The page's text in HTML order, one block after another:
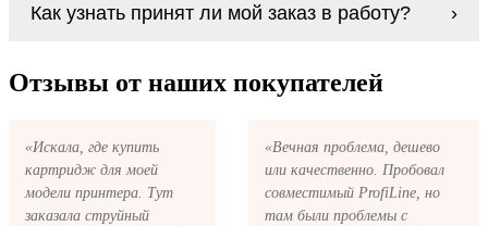
В любом случае вы можете заправить
картриджи Toshiba FC75 series. У нас можно
моделей принтеров.
какой-то причине вам не подошли, мы при
Как узнать принят ли мой заказ в работу?
Toshiba FC75 series на указанную вами
электронную почту придёт письмо с копией
чтобы оформить доставку. Если вы не
получили письмо с копией заказа,
пожалуйста, свяжитесь с нами через сервис
обратная связь, или позвоните.
Отзывы от наших покупателей
«Искала, где купить
картридж для моей
модели принтера. Тут
заказала струйный
«Вечная проблема, дешево
или качественно. Пробовал
совместимый ProfiLine, но
там были проблемы с